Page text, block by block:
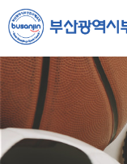
본문 바로가기
string(9) "board.php"